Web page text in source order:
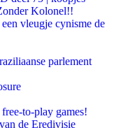
Kolonel!!
vleugje cynisme de
parlement
to-play games!
de Eredivisie